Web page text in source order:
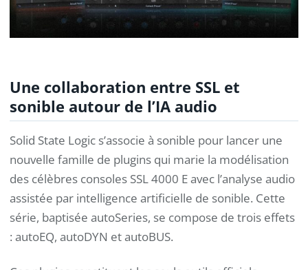
Une collaboration entre SSL et
sonible autour de l’IA audio
Solid State Logic s’associe à sonible pour lancer une
nouvelle famille de plugins qui marie la modélisation
des célèbres consoles SSL 4000 E avec l’analyse audio
assistée par intelligence artificielle de sonible. Cette
série, baptisée autoSeries, se compose de trois effets
: autoEQ, autoDYN et autoBUS.